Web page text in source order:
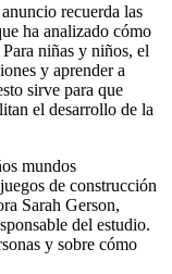
recuerda las
ha analizado cómo
niñas y niños, el
y aprender a
sirve para que
el desarrollo de la
mundos
de construcción
Sarah Gerson,
del estudio.
y sobre cómo